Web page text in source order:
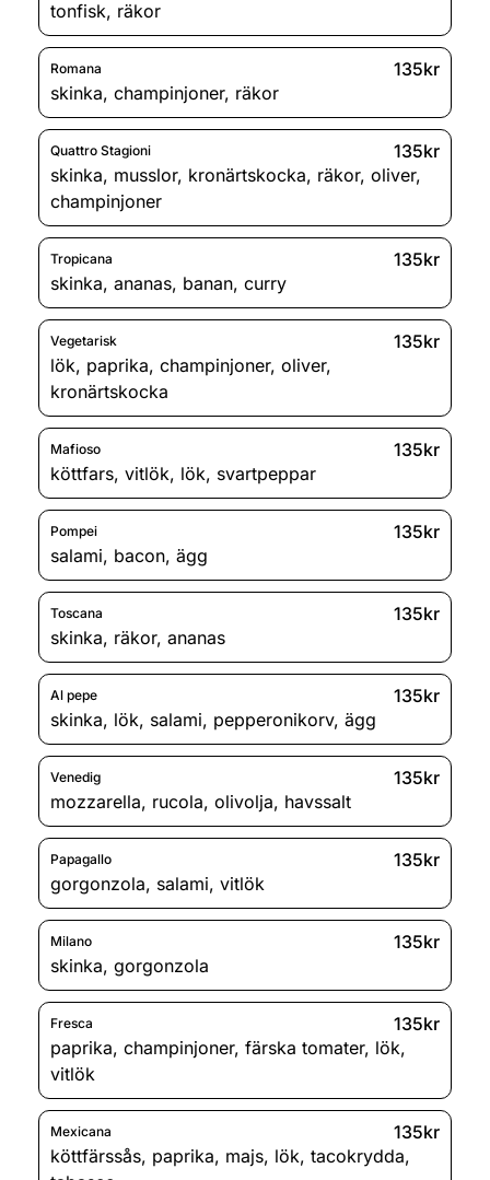
tonfisk, räkor
Romana
135kr
skinka, champinjoner, räkor
Quattro Stagioni
135kr
skinka, musslor, kronärtskocka, räkor, oliver,
champinjoner
Tropicana
135kr
skinka, ananas, banan, curry
Vegetarisk
135kr
lök, paprika, champinjoner, oliver,
kronärtskocka
Mafioso
135kr
köttfars, vitlök, lök, svartpeppar
Pompei
135kr
salami, bacon, ägg
Toscana
135kr
skinka, räkor, ananas
Al pepe
135kr
skinka, lök, salami, pepperonikorv, ägg
Venedig
135kr
mozzarella, rucola, olivolja, havssalt
Papagallo
135kr
gorgonzola, salami, vitlök
Milano
135kr
skinka, gorgonzola
Fresca
135kr
paprika, champinjoner, färska tomater, lök,
vitlök
Mexicana
135kr
köttfärssås, paprika, majs, lök, tacokrydda,